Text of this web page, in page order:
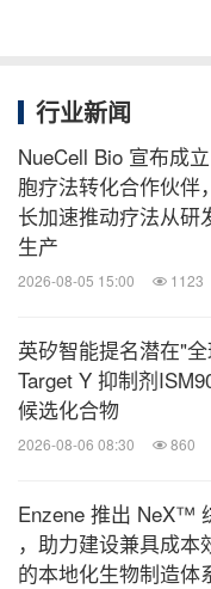
消息来源：Basecamp
微
关键词：生物科技
物
STEM
能
行业新闻
NueCell Bio 宣布成
胞疗法转化合作伙伴
长加速推动疗法从研
生产
2026-08-05 15:00 1123
英矽智能提名潜在"
Target Y 抑制剂
候选化合物
2026-08-06 08:30 860
Enzene 推出 NeX™
，助力建设兼具成本
的本地化生物制造体